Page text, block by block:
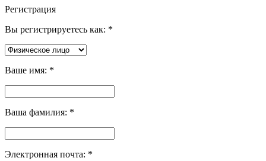
Регистрация
Вы регистрируетесь как: *
Ваше имя: *
Ваша фамилия: *
Электронная почта: *